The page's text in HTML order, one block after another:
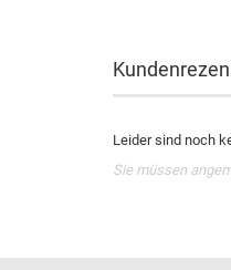
Leider sind noch
Sie müssen